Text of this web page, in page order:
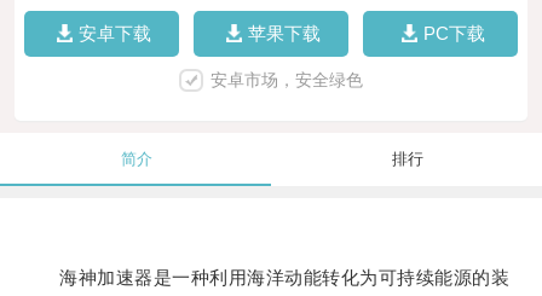
安卓下载 苹果下载 PC下载
安卓市场，安全绿色
简介 排行
海神加速器是一种利用海洋动能转化为可持续能源的装